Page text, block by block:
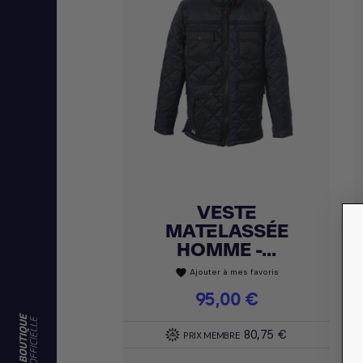
Achat express
VESTE
MATELASSÉE
HOMME -...
favorite Ajouter à mes favoris
Prix
95,00 €
PRIX MEMBRE 80,75 €